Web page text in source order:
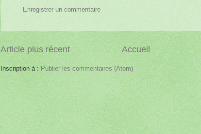
Enregistrer un commentaire
Article plus récent Accueil
Inscription à : Publier les commentaires (Atom)